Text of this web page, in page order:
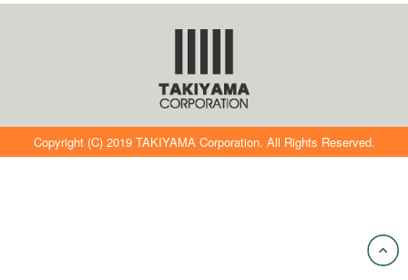
Copyright (C) 2019 TAKIYAMA Corporation. All Rights Reserved.